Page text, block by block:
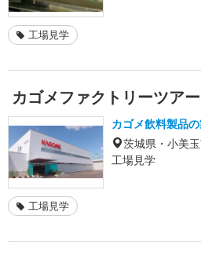
工場見学
カゴメファクトリーツア
カゴメ飲料製品
茨城県・小美
工場見学
工場見学